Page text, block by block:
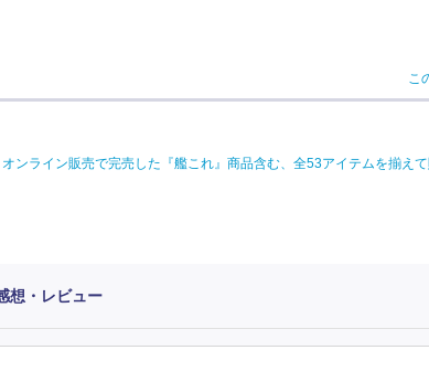
こ
ンライン販売で完売した『艦これ』商品含む、全53アイテムを揃え
想・レビュー